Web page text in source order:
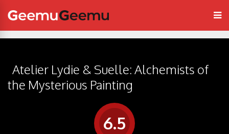
Atelier Lydie & Suelle: Alchemists of
the Mysterious Painting
6.5